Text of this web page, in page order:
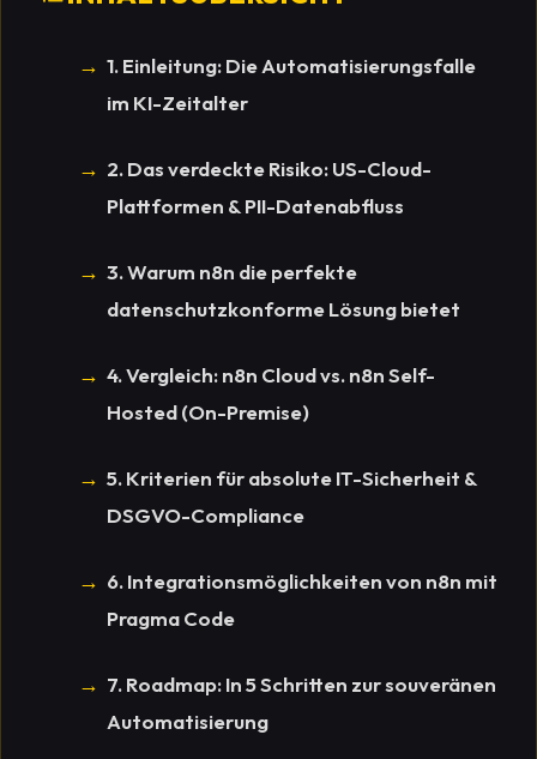
1. Einleitung: Die Automatisierungsfalle
im KI-Zeitalter
2. Das verdeckte Risiko: US-Cloud-
Plattformen & PII-Datenabfluss
3. Warum n8n die perfekte
datenschutzkonforme Lösung bietet
4. Vergleich: n8n Cloud vs. n8n Self-
Hosted (On-Premise)
5. Kriterien für absolute IT-Sicherheit &
DSGVO-Compliance
6. Integrationsmöglichkeiten von n8n mit
Pragma Code
7. Roadmap: In 5 Schritten zur souveränen
Automatisierung